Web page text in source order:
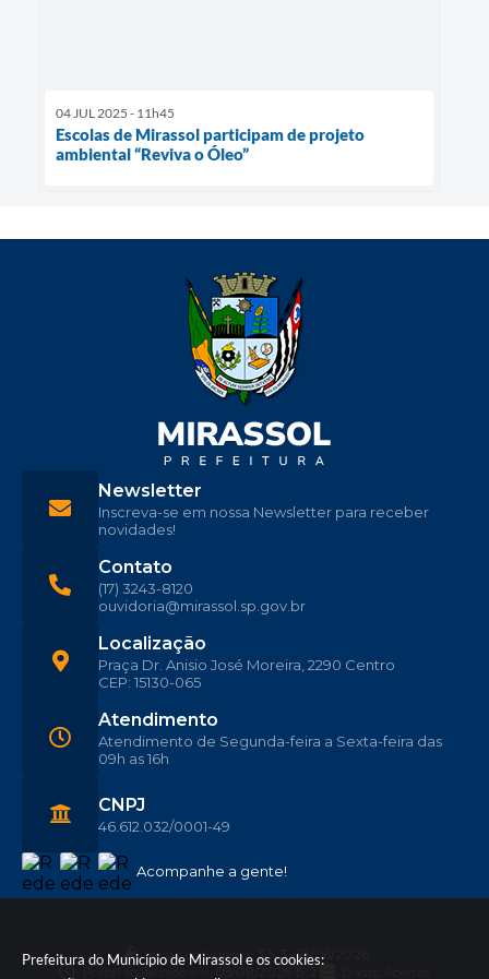
Prefeitura do Município de Mirassol e os cookies:
04 JUL 2025 - 11h45
Escolas de Mirassol participam de projeto
ambiental “Reviva o Óleo”
Acompanhe a gente!
Localização
Praça Dr. Anisio José Moreira, 2290 Centro
CEP: 15130-065
Contato
(17) 3243-8120
ouvidoria@mirassol.sp.gov.br
Atendimento
Atendimento de Segunda-feira a Sexta-feira das
09h as 16h
CNPJ
46.612.032/0001-49
Newsletter
Inscreva-se em nossa Newsletter para receber
novidades!
Versão do Sistema: 3.5.3 - 19/06/2026
Portal atualizado em: